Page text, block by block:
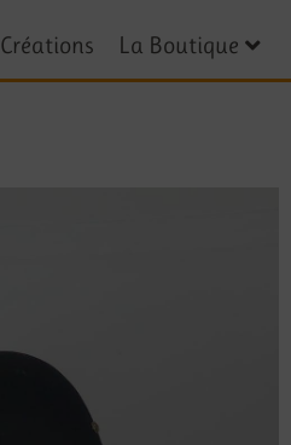
Créations La Boutique